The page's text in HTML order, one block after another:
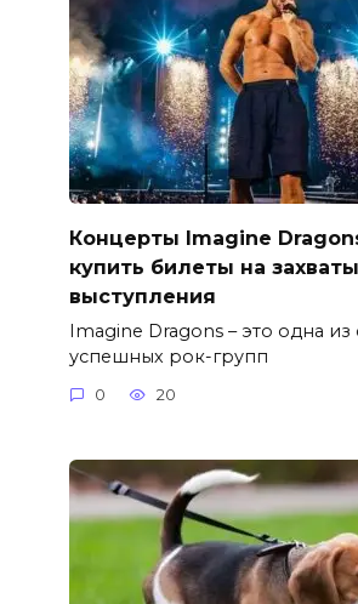
Концерты Imagine
купить билеты на
выступления
Imagine Dragons – это одна из
успешных рок-групп
0 20